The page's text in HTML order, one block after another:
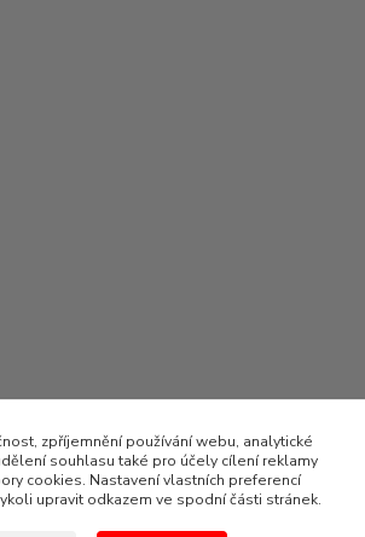
zpříjemnění používání webu, analytické
souhlasu také pro účely cílení reklamy
cookies. Nastavení vlastních preferencí
upravit odkazem ve spodní části stránek.